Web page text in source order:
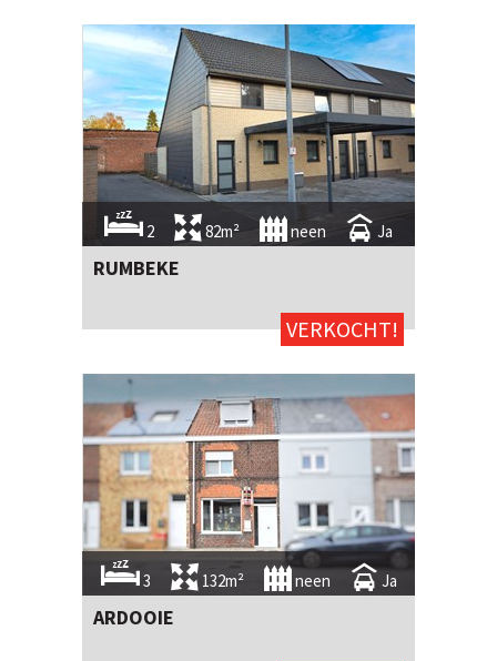
2 82m² neen Ja
RUMBEKE
VERKOCHT!
3 132m² neen Ja
ARDOOIE